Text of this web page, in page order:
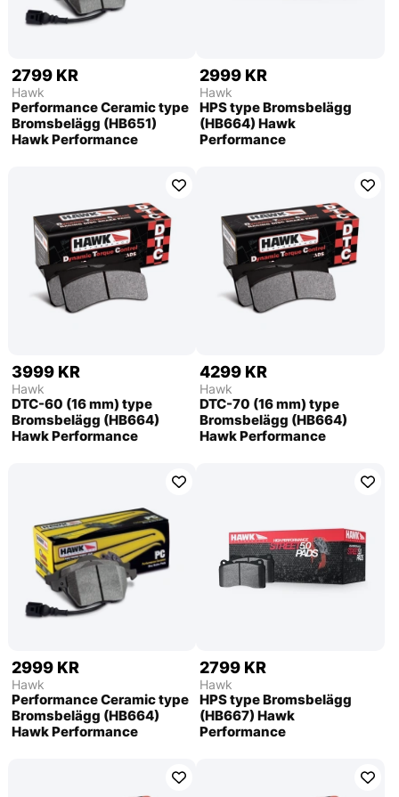
2799 KR
Hawk
Performance Ceramic type
Bromsbelägg (HB651)
Hawk Performance
2999 KR
Hawk
HPS type Bromsbelägg
(HB664) Hawk
Performance
3999 KR
Hawk
DTC-60 (16 mm) type
Bromsbelägg (HB664)
Hawk Performance
4299 KR
Hawk
DTC-70 (16 mm) type
Bromsbelägg (HB664)
Hawk Performance
2999 KR
Hawk
Performance Ceramic type
Bromsbelägg (HB664)
Hawk Performance
2799 KR
Hawk
HPS type Bromsbelägg
(HB667) Hawk
Performance